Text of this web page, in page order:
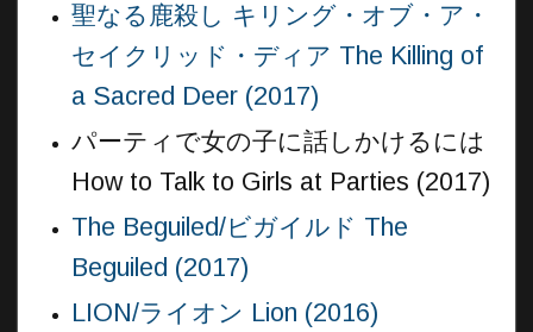
聖なる鹿殺し キリング・オブ・ア・
セイクリッド・ディア The Killing of
a Sacred Deer (2017)
パーティで女の子に話しかけるには
How to Talk to Girls at Parties (2017)
The Beguiled/ビガイルド The
Beguiled (2017)
LION/ライオン Lion (2016)